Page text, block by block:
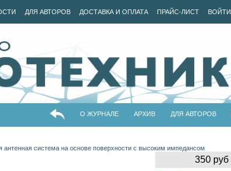
ДЛЯ АВТОРОВ ДОСТАВКА И ОПЛАТА ПРАЙС-ЛИСТ ВОЙТИ
О ЖУРНАЛЕ АРХИВ ДЛЯ АВТОРОВ
антенная система на основе поверхности с высоким импедансом
350 руб